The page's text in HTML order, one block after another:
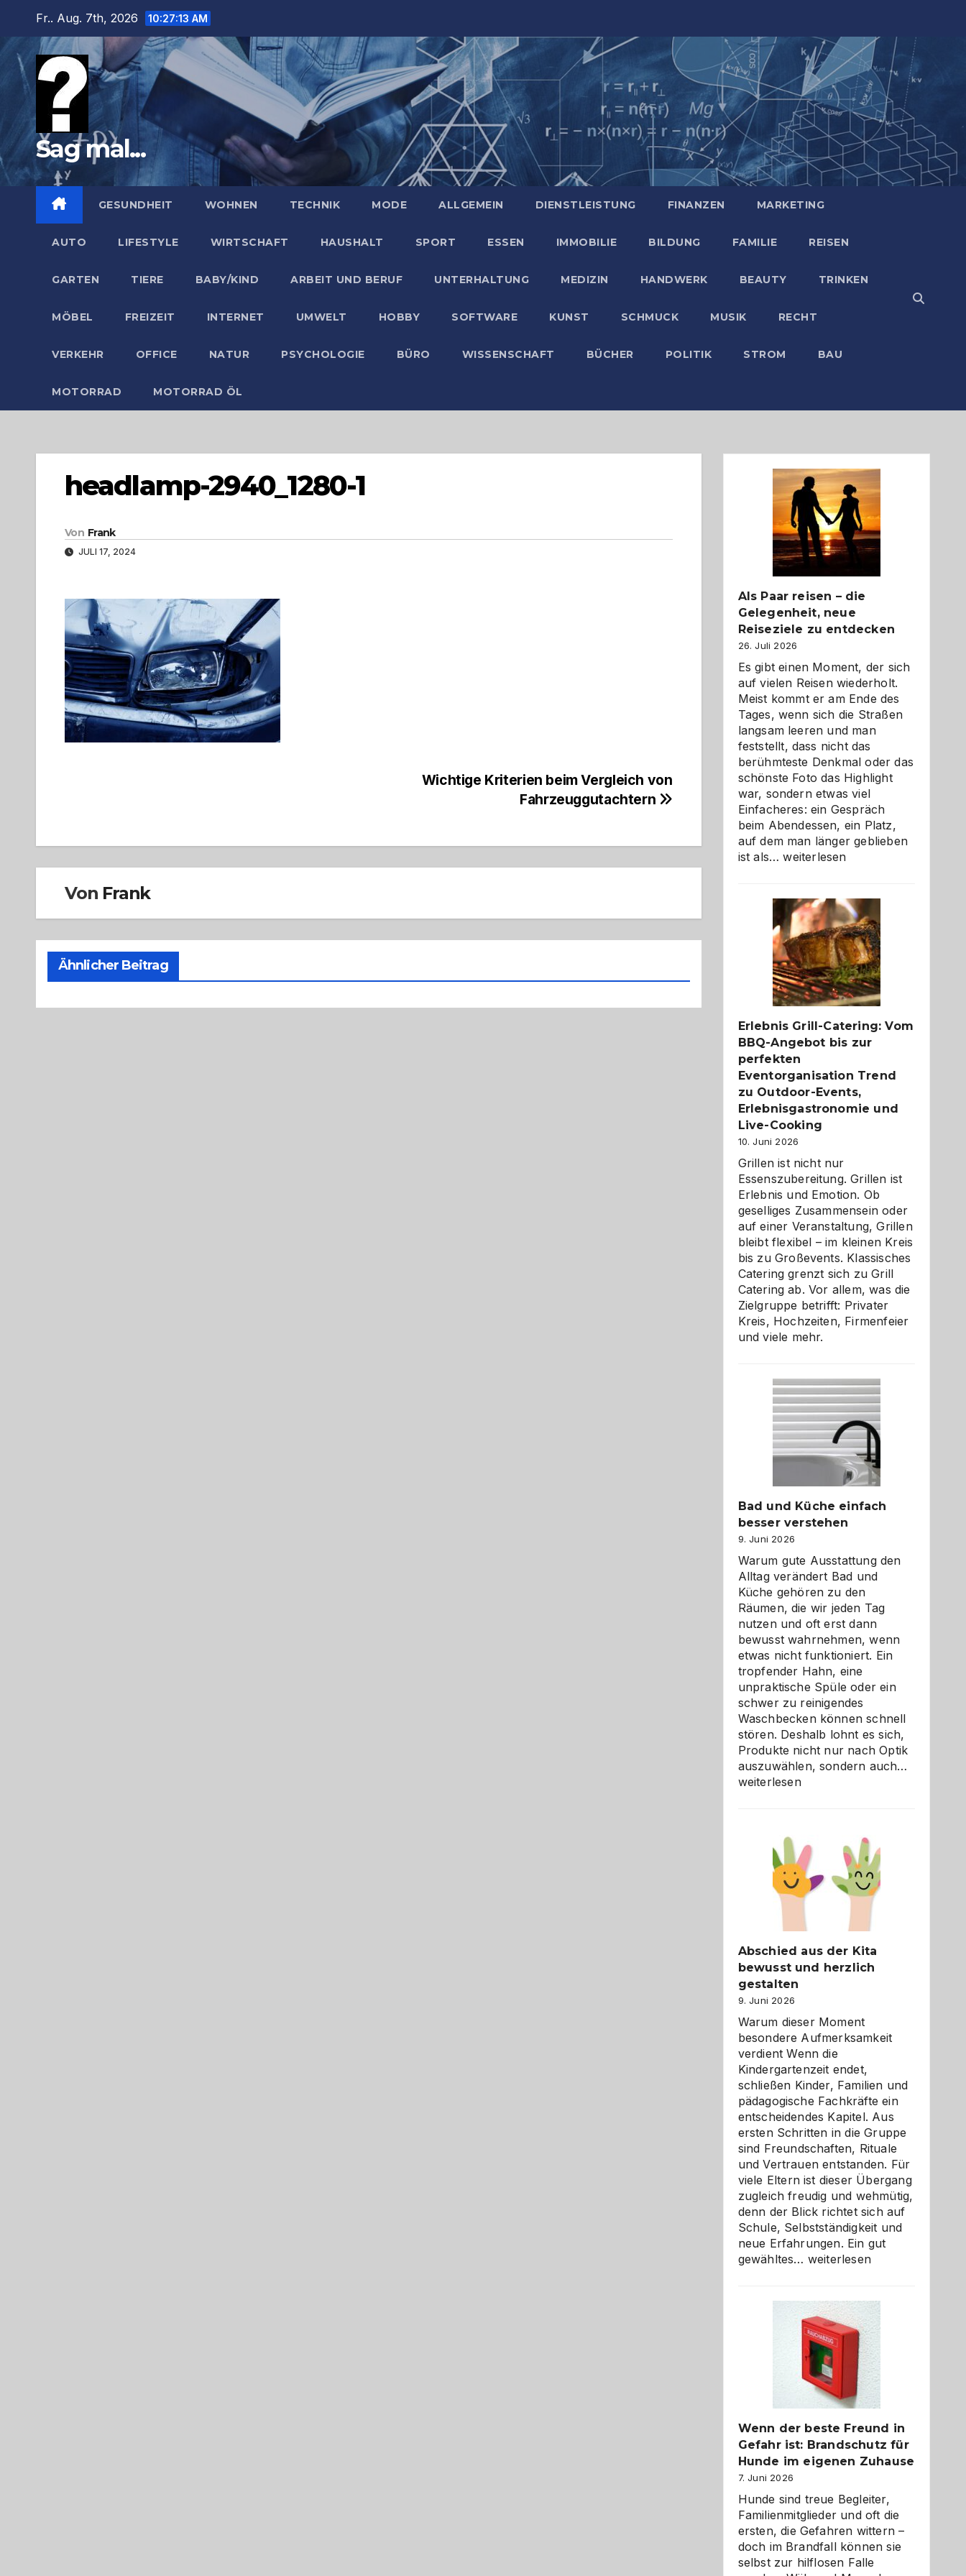
springen
Fr.. Aug. 7th, 2026 10:27:14 AM
Sag mal...
GESUNDHEIT WOHNEN TECHNIK MODE ALLGEMEIN DIENSTLEISTUNG FINANZEN MARKETING
AUTO LIFESTYLE WIRTSCHAFT HAUSHALT SPORT ESSEN IMMOBILIE BILDUNG FAMILIE REISEN
GARTEN TIERE BABY/KIND ARBEIT UND BERUF UNTERHALTUNG MEDIZIN HANDWERK BEAUTY TRINKEN
MÖBEL FREIZEIT INTERNET UMWELT HOBBY SOFTWARE KUNST SCHMUCK MUSIK RECHT
VERKEHR OFFICE NATUR PSYCHOLOGIE BÜRO WISSENSCHAFT BÜCHER POLITIK STROM BAU
MOTORRAD MOTORRAD ÖL
headlamp-2940_1280-1
Von Frank
JULI 17, 2024
Wichtige Kriterien beim Vergleich von
Fahrzeuggutachtern
Von Frank
Ähnlicher Beitrag
Als Paar reisen – die
Gelegenheit, neue
Reiseziele zu entdecken
26. Juli 2026
Es gibt einen Moment, der sich
auf vielen Reisen wiederholt.
Meist kommt er am Ende des
Tages, wenn sich die Straßen
langsam leeren und man
feststellt, dass nicht das
berühmteste Denkmal oder das
schönste Foto das Highlight
war, sondern etwas viel
Einfacheres: ein Gespräch
beim Abendessen, ein Platz,
auf dem man länger geblieben
ist als…Als
die
Gelegenheit,
neue
Reiseziele
zu
entdecken
weiterlesen
Erlebnis Grill-Catering: Vom
BBQ-Angebot bis zur
perfekten
Eventorganisation Trend
zu Outdoor-Events,
Erlebnisgastronomie und
Live-Cooking
10. Juni 2026
Grillen ist nicht nur
Essenszubereitung. Grillen ist
Erlebnis und Emotion. Ob
geselliges Zusammensein oder
auf einer Veranstaltung, Grillen
bleibt flexibel – im kleinen Kreis
bis zu Großevents. Klassisches
Catering grenzt sich zu Grill
Catering ab. Vor allem, was die
Zielgruppe betrifft: Privater
Kreis, Hochzeiten, Firmenfeier
und viele mehr.
Bad und Küche einfach
besser verstehen
9. Juni 2026
Warum gute Ausstattung den
Alltag verändert Bad und
Küche gehören zu den
Räumen, die wir jeden Tag
nutzen und oft erst dann
bewusst wahrnehmen, wenn
etwas nicht funktioniert. Ein
tropfender Hahn, eine
unpraktische Spüle oder ein
schwer zu reinigendes
Waschbecken können schnell
stören. Deshalb lohnt es sich,
Produkte nicht nur nach Optik
auszuwählen, sondern auch…
weiterlesen
Abschied aus der Kita
bewusst und herzlich
gestalten
9. Juni 2026
Warum dieser Moment
besondere Aufmerksamkeit
verdient Wenn die
Kindergartenzeit endet,
schließen Kinder, Familien und
pädagogische Fachkräfte ein
entscheidendes Kapitel. Aus
ersten Schritten in die Gruppe
sind Freundschaften, Rituale
und Vertrauen entstanden. Für
viele Eltern ist dieser Übergang
zugleich freudig und wehmütig,
denn der Blick richtet sich auf
Schule, Selbstständigkeit und
neue Erfahrungen. Ein gut
gewähltes… Abschied
Kita
bewusst
und
herzlich
gestalten
weiterlesen
Wenn der beste Freund in
Gefahr ist: Brandschutz für
Hunde im eigenen Zuhause
7. Juni 2026
Hunde sind treue Begleiter,
Familienmitglieder und oft die
ersten, die Gefahren wittern –
doch im Brandfall können sie
selbst zur hilflosen Falle